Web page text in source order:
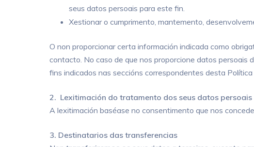
seus datos persoais para este fin.
Xestionar o cumprimento, mantemento,
O non proporcionar certa información indicada como
contacto. No caso de que nos proporcione datos persoais
fins indicados nas seccións correspondentes desta
2. Lexitimación do tratamento dos seus datos persoais
A lexitimación baséase no consentimento que nos
3. Destinatarios das transferencias